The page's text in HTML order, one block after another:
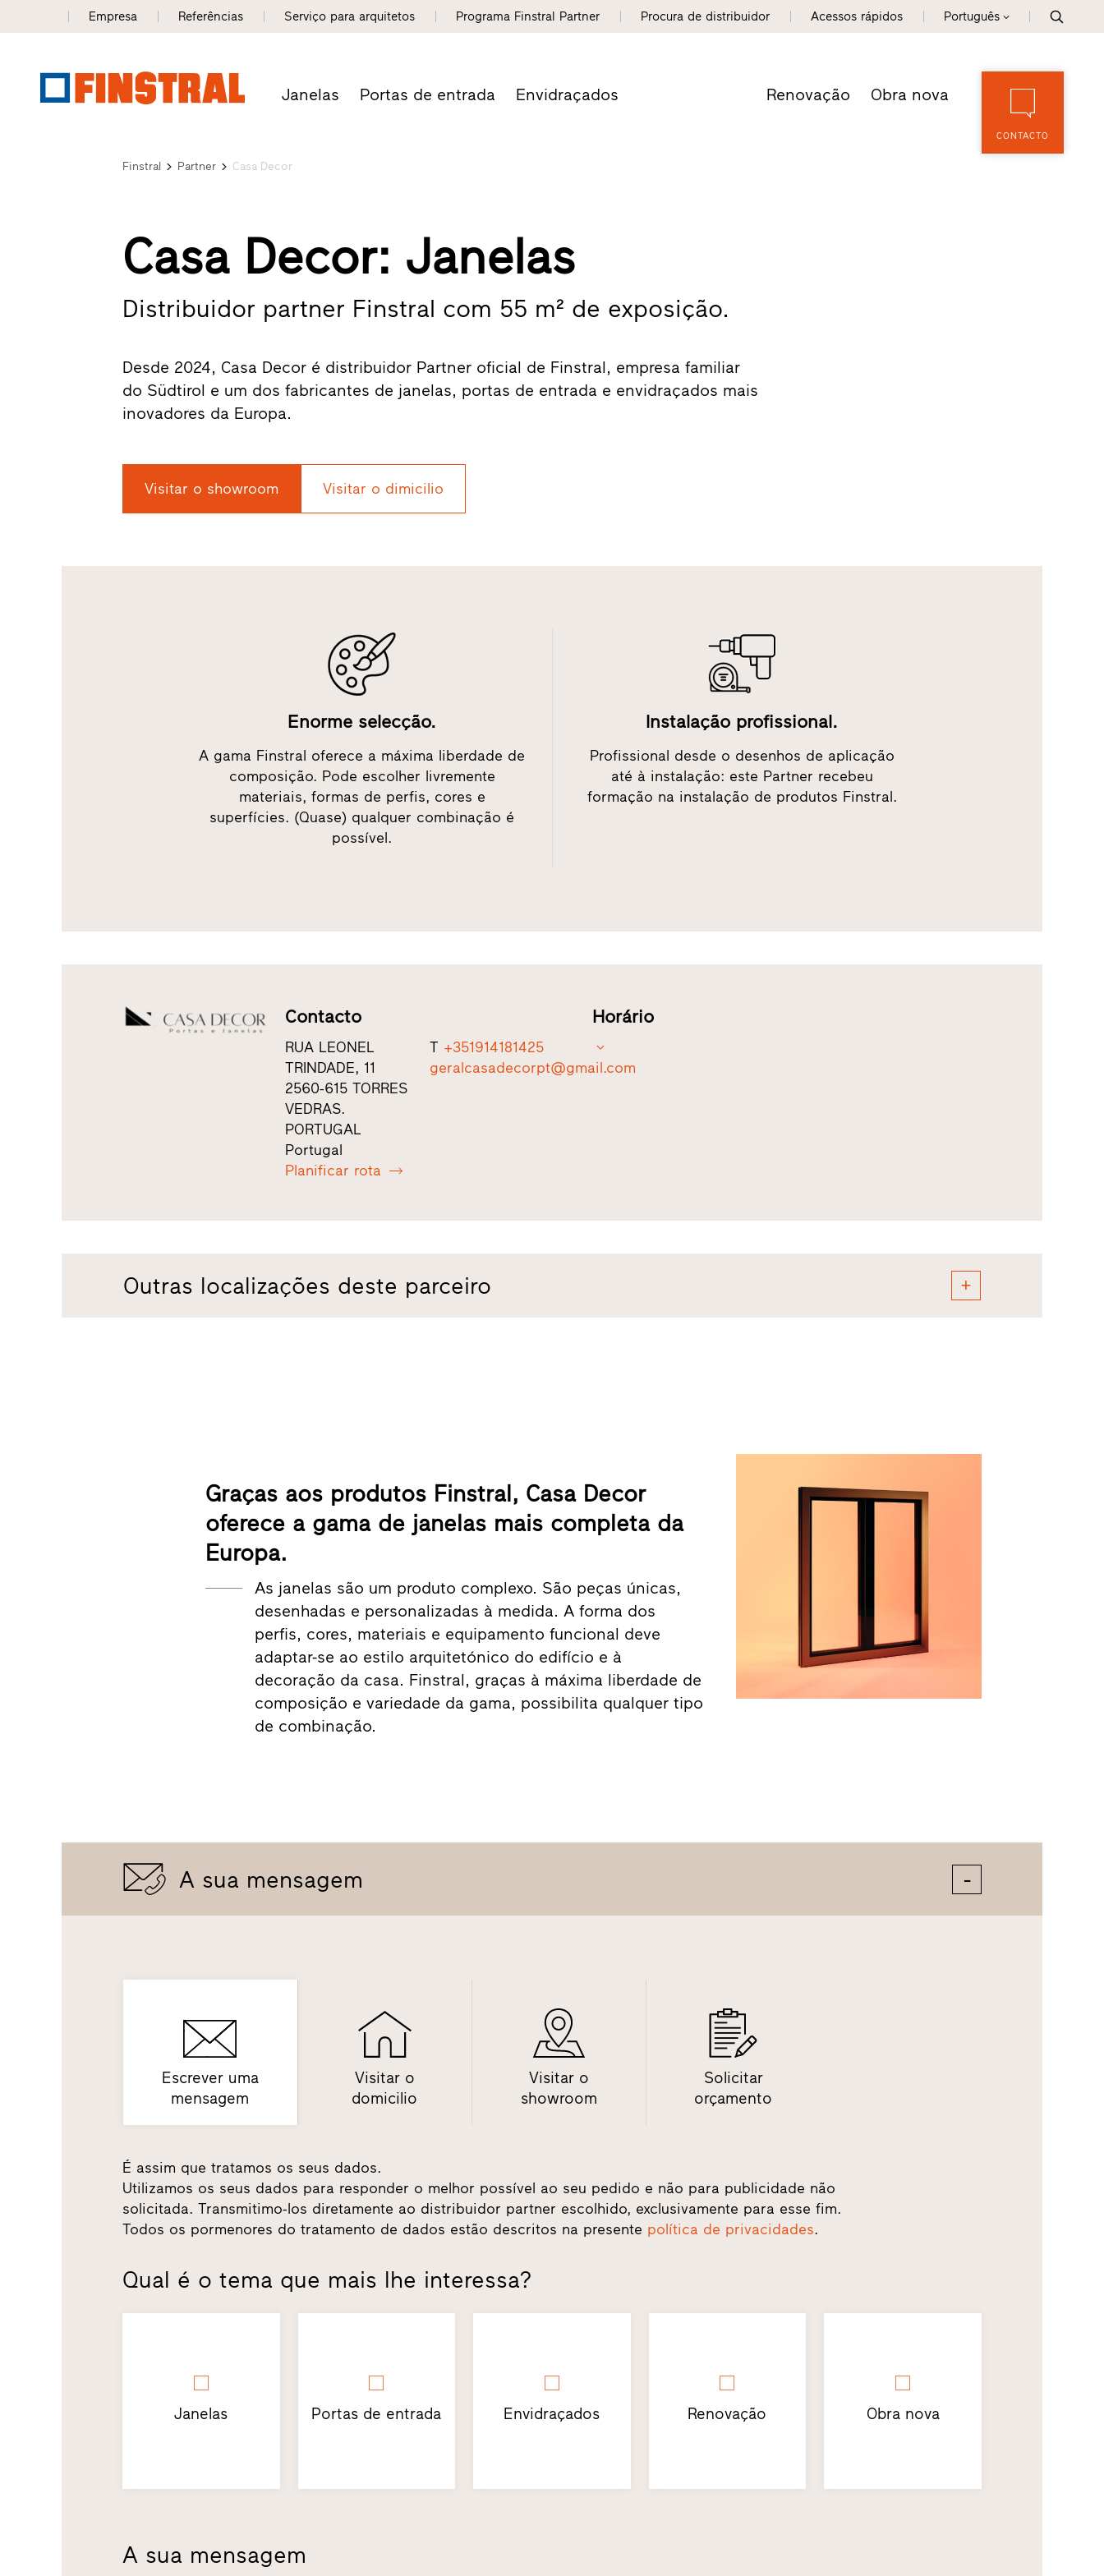
Empresa Referências Serviço para arquitetos Programa Finstral Partner Procura de distribuidor Acessos rápidos Português
Janelas Portas de entrada Envidraçados Renovação Obra nova
CONTACTO
Finstral Partner Casa Decor
Casa Decor: Janelas
Distribuidor partner Finstral com 55 m² de exposição.
Desde 2024, Casa Decor é distribuidor Partner oficial de Finstral, empresa familiar
do Südtirol e um dos fabricantes de janelas, portas de entrada e envidraçados mais
inovadores da Europa.
Visitar o showroom Visitar o dimicilio
Enorme selecção.
A gama Finstral oferece a máxima liberdade de
composição. Pode escolher livremente
materiais, formas de perfis, cores e
superfícies. (Quase) qualquer combinação é
possível.
Instalação profissional.
Profissional desde o desenhos de aplicação
até à instalação: este Partner recebeu
formação na instalação de produtos Finstral.
Contacto
RUA LEONEL
TRINDADE, 11
2560-615 TORRES
VEDRAS.
PORTUGAL
Portugal
Planificar rota
T +351914181425
geralcasadecorpt@gmail.com
Horário
Outras localizações deste parceiro
Graças aos produtos Finstral, Casa Decor
oferece a gama de janelas mais completa da
Europa.
As janelas são um produto complexo. São peças únicas,
desenhadas e personalizadas à medida. A forma dos
perfis, cores, materiais e equipamento funcional deve
adaptar-se ao estilo arquitetónico do edifício e à
decoração da casa. Finstral, graças à máxima liberdade de
composição e variedade da gama, possibilita qualquer tipo
de combinação.
A sua mensagem
Escrever uma
mensagem
Visitar o
domicilio
Visitar o
showroom
Solicitar
orçamento
É assim que tratamos os seus dados.
Utilizamos os seus dados para responder o melhor possível ao seu pedido e não para publicidade não
solicitada. Transmitimo-los diretamente ao distribuidor partner escolhido, exclusivamente para esse fim.
Todos os pormenores do tratamento de dados estão descritos na presente política de privacidades.
Qual é o tema que mais lhe interessa?
Janelas Portas de entrada Envidraçados Renovação Obra nova
A sua mensagem